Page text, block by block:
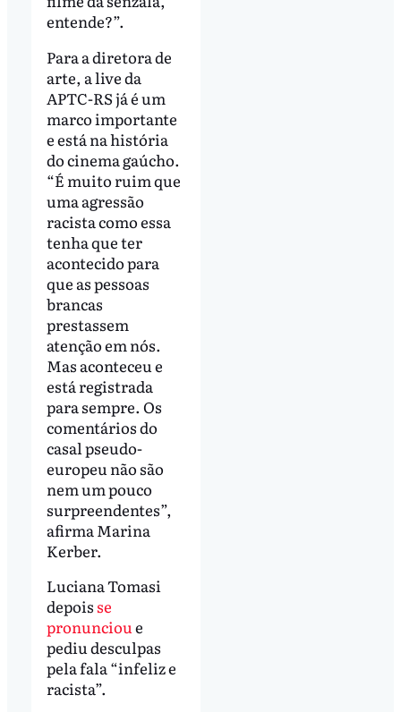
entende?”.
Para a diretora de
arte, a live da
APTC-RS já é um
marco importante
e está na história
do cinema gaúcho.
“É muito ruim que
uma agressão
racista como essa
tenha que ter
acontecido para
que as pessoas
brancas
prestassem
atenção em nós.
Mas aconteceu e
está registrada
para sempre. Os
comentários do
casal pseudo-
europeu não são
nem um pouco
surpreendentes”,
afirma Marina
Kerber.
Luciana Tomasi
depois se
pronuncioue
pediu desculpas
pela fala “infeliz e
racista”.